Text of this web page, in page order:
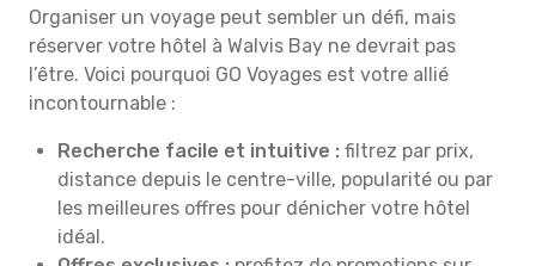
Organiser un voyage peut sembler un défi, mais
réserver votre hôtel à Walvis Bay ne devrait pas
l’être. Voici pourquoi GO Voyages est votre allié
incontournable :
Recherche facile et intuitive : filtrez par prix,
distance depuis le centre-ville, popularité ou par
les meilleures offres pour dénicher votre hôtel
idéal.